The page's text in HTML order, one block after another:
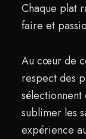
Chaque plat
faire et
Au cœur de
respect des
sublimer les
expérience